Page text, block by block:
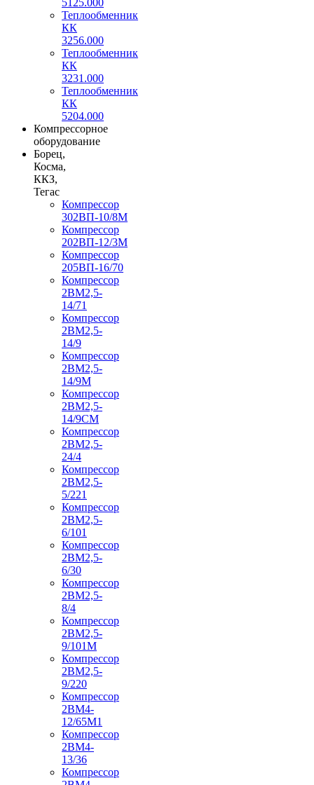
Теплообменник
КК
3256.000
Теплообменник
КК
3231.000
Теплообменник
КК
5204.000
Компрессорное
оборудование
Борец,
Косма,
ККЗ,
Тегас
Компрессор
302ВП-10/8М
Компрессор
202ВП-12/3М
Компрессор
205ВП-16/70
Компрессор
2ВМ2,5-
14/71
Компрессор
2ВМ2,5-
14/9
Компрессор
2ВМ2,5-
14/9М
Компрессор
2ВМ2,5-
14/9СМ
Компрессор
2ВМ2,5-
24/4
Компрессор
2ВМ2,5-
5/221
Компрессор
2ВМ2,5-
6/101
Компрессор
2ВМ2,5-
6/30
Компрессор
2ВМ2,5-
8/4
Компрессор
2ВМ2,5-
9/101М
Компрессор
2ВМ2,5-
9/220
Компрессор
2ВМ4-
12/65М1
Компрессор
2ВМ4-
13/36
Компрессор